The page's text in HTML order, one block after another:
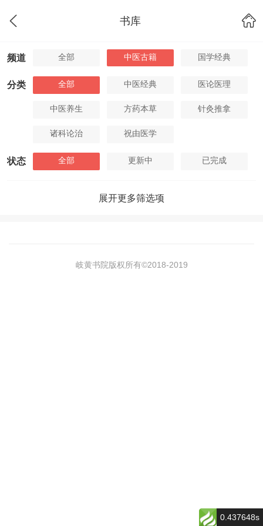
书库
频道 全部 中医古籍 国学经典
分类 全部 中医经典 医论医理
中医养生 方药本草 针灸推拿
诸科论治 祝由医学
状态 全部 更新中 已完成
展开更多筛选项
岐黄书院版权所有©2018-2019
0.437648s